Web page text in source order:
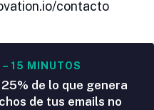
contacto
15 MINUTOS
de lo que genera
de tus emails no